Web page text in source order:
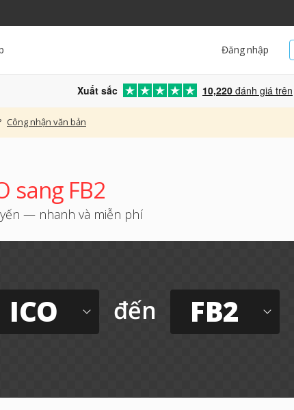
Đăng nhập
Xuất sắc 10,220 đánh giá trên
Công nhận văn bản
sang FB2
— nhanh và miễn phí
ICO đến FB2